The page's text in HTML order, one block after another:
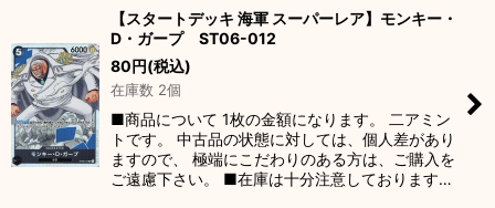
【スタートデッキ 海軍 スーパーレア】モンキー・
D・ガープ ST06-012
80円(税込)
在庫数 2個
■商品について 1枚の金額になります。 二アミン
トです。 中古品の状態に対しては、個人差があり
ますので、 極端にこだわりのある方は、ご購入を
ご遠慮下さい。 ■在庫は十分注意しております…